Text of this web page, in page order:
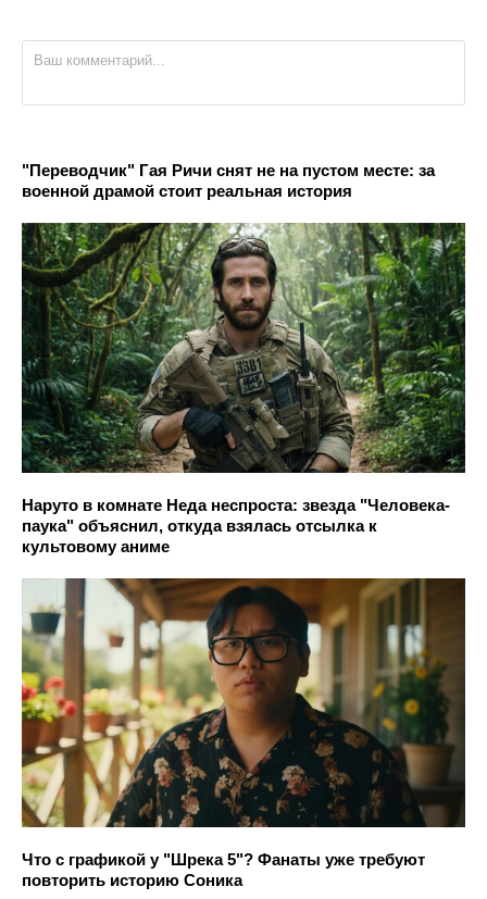
"Переводчик" Гая Ричи снят не на пустом месте: за
военной драмой стоит реальная история
Наруто в комнате Неда неспроста: звезда "Человека-
паука" объяснил, откуда взялась отсылка к
культовому аниме
Что с графикой у "Шрека 5"? Фанаты уже требуют
повторить историю Соника